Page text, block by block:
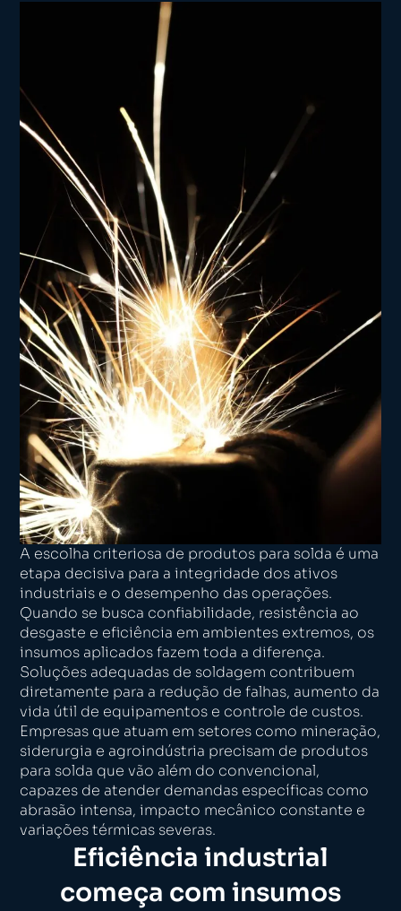
A escolha criteriosa de produtos para solda é uma
etapa decisiva para a integridade dos ativos
industriais e o desempenho das operações.
Quando se busca confiabilidade, resistência ao
desgaste e eficiência em ambientes extremos, os
insumos aplicados fazem toda a diferença.
Soluções adequadas de soldagem contribuem
diretamente para a redução de falhas, aumento da
vida útil de equipamentos e controle de custos.
Empresas que atuam em setores como mineração,
siderurgia e agroindústria precisam de produtos
para solda que vão além do convencional,
capazes de atender demandas específicas como
abrasão intensa, impacto mecânico constante e
variações térmicas severas.
Eficiência industrial
começa com insumos